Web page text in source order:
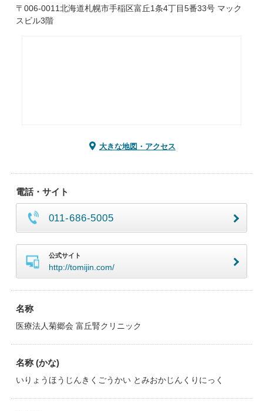
〒006-0011北海道札幌市手稲区富丘1条4丁目5番33号 マック
スビル3階
大きな地図・アクセス
電話・サイト
011-686-5005
公式サイト
http://tomijin.com/
名称
医療法人菊郷会 富丘腎クリニック
名称 (かな)
いりょうほうじんきくごうかい とみおかじんくりにっく